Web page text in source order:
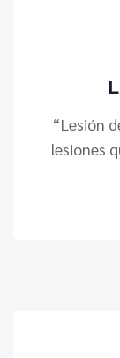
“Lesión
lesiones